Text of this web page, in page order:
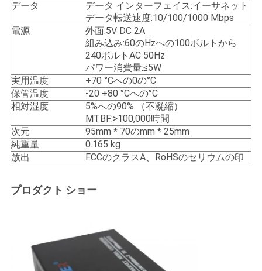
データ
データ インターフェイス:イーサネット
データ転送速度:10/100/1000 Mbps
電源
外面:5V DC 2A
組み込み:60のHzへの100ボルトから
240ボルトAC 50Hz
パワー消費量:≤5W
実用温度
+70 °Cへの0の°C
保管温度
-20 +80 °Cへの°C
相対湿度
5%への90% （不凝縮）
MTBF:>100,000時間
次元
95mm * 70のmm * 25mm
純重量
0.165 kg
放出
FCCのクラスA、RoHSのセリウムの印
プロダクト ショー